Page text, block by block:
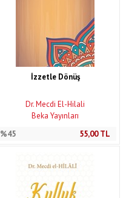
İzzetle Dönüş
Dr. Mecdi El-Hilali
Beka Yayınları
%45
55,00TL